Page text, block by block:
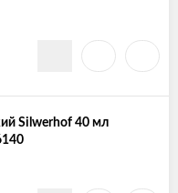
Silwerhof 40 мл